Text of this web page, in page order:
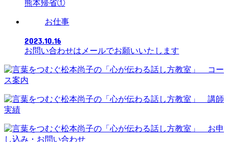
熊本帰省①
お仕事
2023.10.16
お問い合わせはメールでお願いいたします